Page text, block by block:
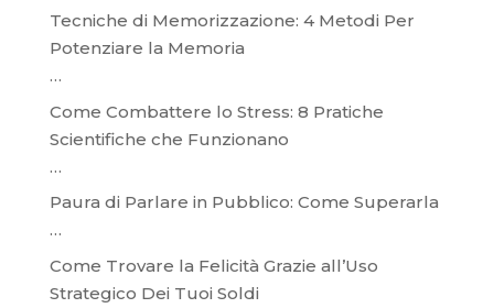
Tecniche di Memorizzazione: 4 Metodi Per
Potenziare la Memoria
…
Come Combattere lo Stress: 8 Pratiche
Scientifiche che Funzionano
…
Paura di Parlare in Pubblico: Come Superarla
…
Come Trovare la Felicità Grazie all’Uso
Strategico Dei Tuoi Soldi